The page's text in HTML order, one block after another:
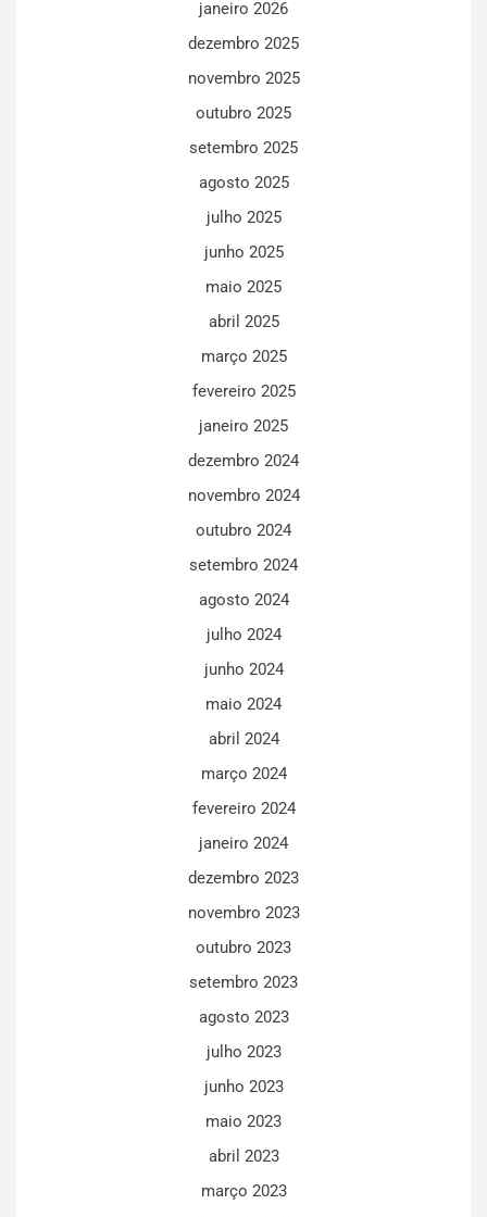
janeiro 2026
dezembro 2025
novembro 2025
outubro 2025
setembro 2025
agosto 2025
julho 2025
junho 2025
maio 2025
abril 2025
março 2025
fevereiro 2025
janeiro 2025
dezembro 2024
novembro 2024
outubro 2024
setembro 2024
agosto 2024
julho 2024
junho 2024
maio 2024
abril 2024
março 2024
fevereiro 2024
janeiro 2024
dezembro 2023
novembro 2023
outubro 2023
setembro 2023
agosto 2023
julho 2023
junho 2023
maio 2023
abril 2023
março 2023